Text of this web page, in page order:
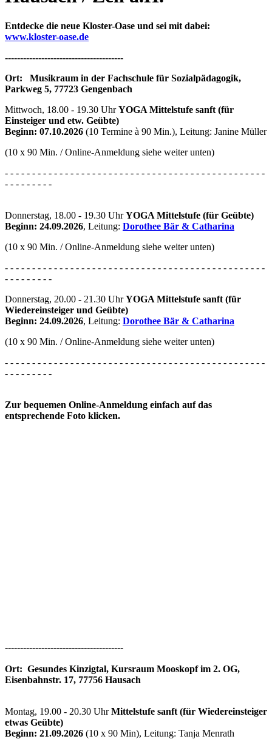
Entdecke die neue Kloster-Oase und sei mit dabei:
www.kloster-oase.de
---------------------------------------
Ort: Musikraum in der Fachschule für Sozialpädagogik,
Parkweg 5, 77723 Gengenbach
Mittwoch, 18.00 - 19.30 UhrYOGA Mittelstufe sanft (für
Einsteiger und etw. Geübte)
Beginn: 07.10.2026 (10 Termine à 90 Min.), Leitung: Janine Müller
(10 x 90 Min. / Online-Anmeldung siehe weiter unten)
- - - - - - - - - - - - - - - - - - - - - - - - - - - - - - - - - - - - - - - - - - - - - - - -
- - - - - - - - -
Donnerstag, 18.00 - 19.30 UhrYOGA Mittelstufe (für Geübte)
Beginn: 24.09.2026, Leitung: Dorothee Bär & Catharina
(10 x 90 Min. / Online-Anmeldung siehe weiter unten)
- - - - - - - - - - - - - - - - - - - - - - - - - - - - - - - - - - - - - - - - - - - - - - - -
- - - - - - - - -
Donnerstag, 20.00 - 21.30 UhrYOGA Mittelstufe sanft (für
Wiedereinsteiger und Geübte)
Beginn: 24.09.2026, Leitung: Dorothee Bär & Catharina
(10 x 90 Min. / Online-Anmeldung siehe weiter unten)
- - - - - - - - - - - - - - - - - - - - - - - - - - - - - - - - - - - - - - - - - - - - - - - -
- - - - - - - - -
Zur bequemen Online-Anmeldung einfach auf das
entsprechende Foto klicken.
---------------------------------------
Ort: Gesundes Kinzigtal, Kursraum Mooskopf im 2. OG,
Eisenbahnstr. 17, 77756 Hausach
Montag, 19.00 - 20.30 UhrMittelstufe sanft (für Wiedereinsteiger
etwas Geübte)
Beginn: 21.09.2026 (10 x 90 Min), Leitung: Tanja Menrath